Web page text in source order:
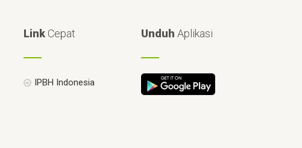
Link Cepat
IPBH Indonesia
Unduh Aplikasi